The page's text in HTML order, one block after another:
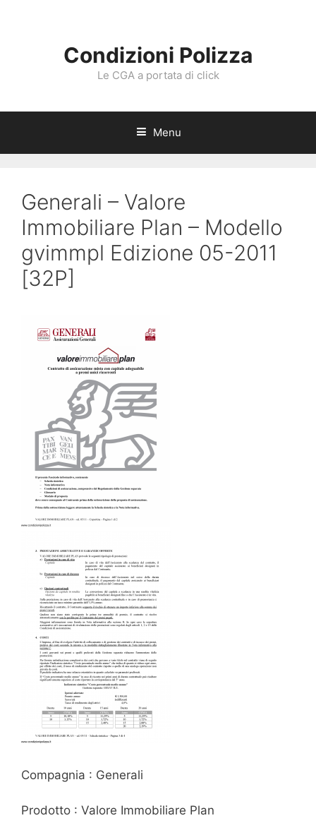
Condizioni Polizza
Le CGA a portata di click
Menu
Generali – Valore
Immobiliare Plan – Modello
gvimmpl Edizione 05-2011
[32P]
Compagnia : Generali
Prodotto : Valore Immobiliare Plan